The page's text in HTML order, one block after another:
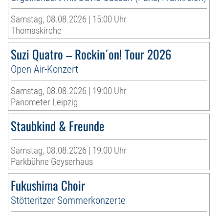
Samstag, 08.08.2026 | 15:00 Uhr
Thomaskirche
Suzi Quatro – Rockin´on! Tour 2026
Open Air-Konzert
Samstag, 08.08.2026 | 19:00 Uhr
Panometer Leipzig
Staubkind & Freunde
Samstag, 08.08.2026 | 19:00 Uhr
Parkbühne Geyserhaus
Fukushima Choir
Stötteritzer Sommerkonzerte